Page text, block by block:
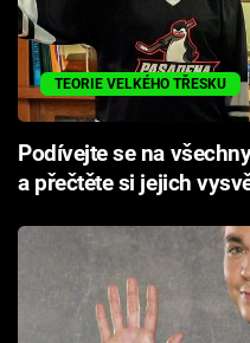
Sledujte nás
TEORIE VELKÉHO TŘESKU
Podívejte se na
a přečtěte si jejich